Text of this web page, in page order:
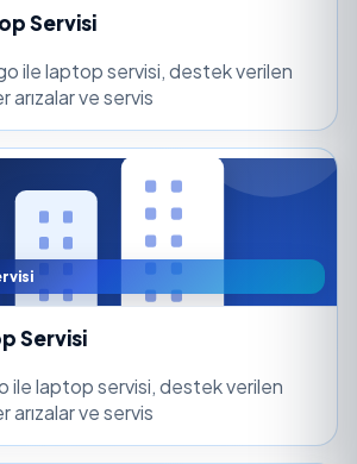
Servisi
ile laptop servisi, destek verilen
arızalar ve servis
Servisi
ile laptop servisi, destek verilen
arızalar ve servis